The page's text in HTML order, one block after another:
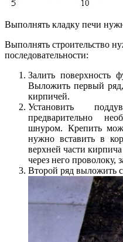
Выполнять кладку печи
Выполнять строительство
последовательности:
Залить поверхность
Выложить первый ряд,
кирпичей.
Установить
предварительно
шнуром. Крепить
нужно вставить в
верхней части
через него проволоку,
Второй ряд выложить